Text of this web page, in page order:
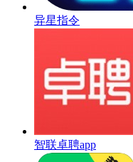
异星指令
智联卓聘app